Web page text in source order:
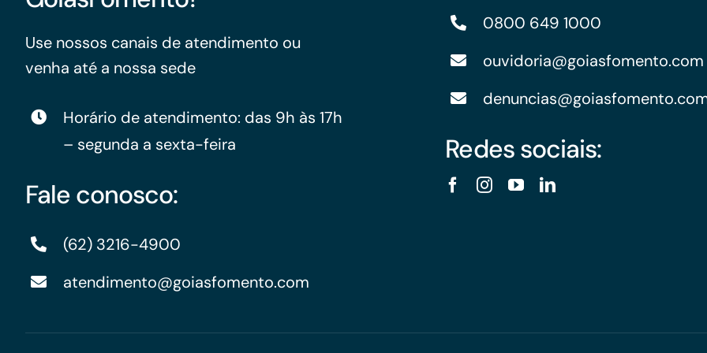
Use nossos canais de atendimento ou
venha até a nossa sede
Horário de atendimento: das 9h às 17h
– segunda a sexta-feira
Fale conosco:
(62) 3216-4900
atendimento@goiasfomento.com
0800 649 1000
ouvidoria@goiasfomento.com
Redes sociais: